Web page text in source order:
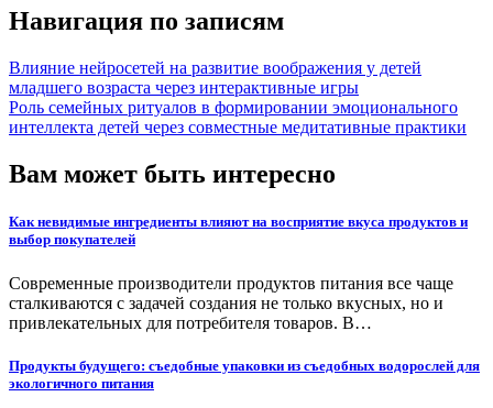
Навигация по записям
Влияние нейросетей на развитие воображения у детей
младшего возраста через интерактивные игры
Роль семейных ритуалов в формировании эмоционального
интеллекта детей через совместные медитативные практики
Вам может быть интересно
Как невидимые ингредиенты влияют на восприятие вкуса продуктов и
выбор покупателей
Современные производители продуктов питания все чаще
сталкиваются с задачей создания не только вкусных, но и
привлекательных для потребителя товаров. В…
Продукты будущего: съедобные упаковки из съедобных водорослей для
экологичного питания